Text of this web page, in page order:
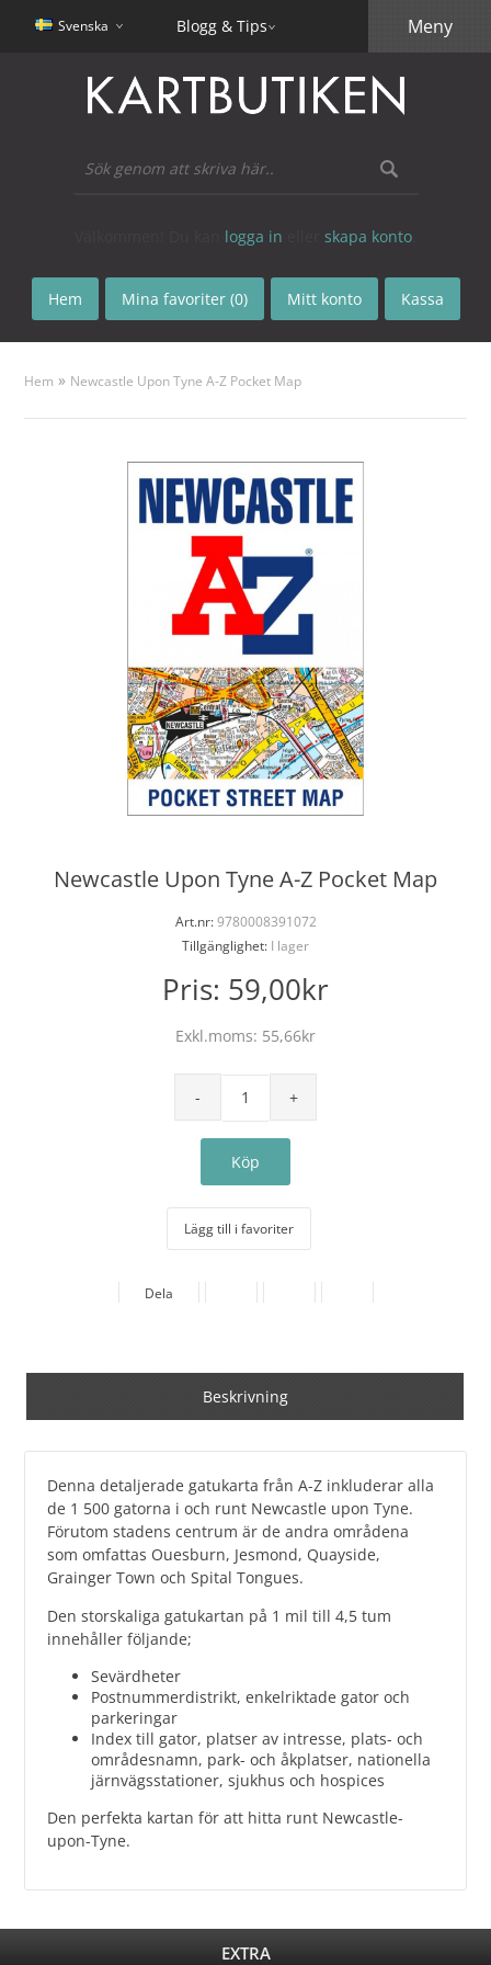
Svenska Blogg & Tips
logga in skapa konto
Hem Mina favoriter (0) Mitt konto Kassa
Meny
Hem » Newcastle Upon Tyne A-Z Pocket Map
Newcastle Upon Tyne A-Z Pocket Map
Art.nr:9780008391072
Tillgänglighet: I lager
Pris: 59,00kr
Exkl.moms: 55,66kr
Lägg till i favoriter
Dela
Beskrivning
Denna detaljerade gatukarta från A-Z inkluderar alla
de 1 500 gatorna i och runt Newcastle upon Tyne.
Förutom stadens centrum är de andra områdena
som omfattas Ouesburn, Jesmond, Quayside,
Grainger Town och Spital Tongues.
Den storskaliga gatukartan på 1 mil till 4,5 tum
innehåller följande;
Sevärdheter
Postnummerdistrikt, enkelriktade gator och
parkeringar
Index till gator, platser av intresse, plats- och
områdesnamn, park- och åkplatser, nationella
järnvägsstationer, sjukhus och hospices
Den perfekta kartan för att hitta runt Newcastle-
upon-Tyne.
EXTRA